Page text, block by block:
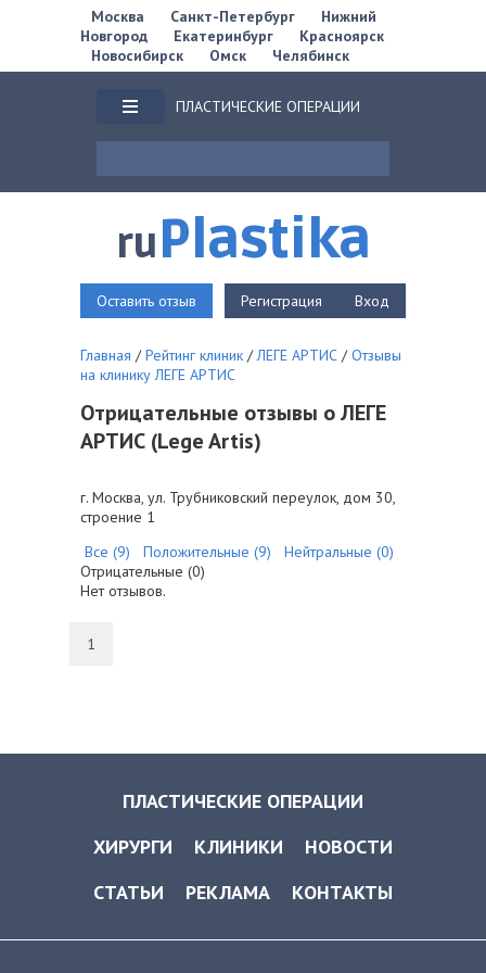
Москва Санкт-Петербург
Нижний
Новгород
Екатеринбург
Красноярск
Новосибирск
Омск Челябинск
ПЛАСТИЧЕСКИЕ ОПЕРАЦИИ
ruPlastika
Оставить отзыв Регистрация Вход
Главная / Рейтинг клиник / ЛЕГЕ АРТИС / Отзывы
на клинику ЛЕГЕ АРТИС
Отрицательные отзывы о ЛЕГЕ
АРТИС (Lege Artis)
г. Москва, ул. Трубниковский переулок, дом 30,
строение 1
Все (9)
Положительные (9)
Нейтральные (0)
Отрицательные (0)
Нет отзывов.
1
ПЛАСТИЧЕСКИЕ ОПЕРАЦИИ
ХИРУРГИ
КЛИНИКИ
НОВОСТИ
СТАТЬИ
РЕКЛАМА КОНТАКТЫ